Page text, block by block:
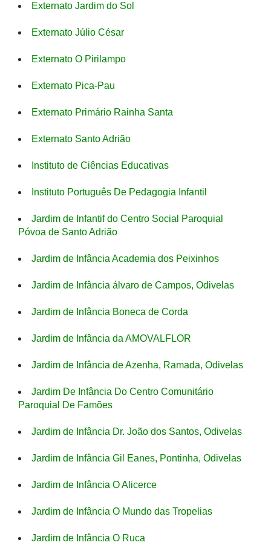
Externato Jardim do Sol
Externato Júlio César
Externato O Pirilampo
Externato Pica-Pau
Externato Primário Rainha Santa
Externato Santo Adrião
Instituto de Ciências Educativas
Instituto Português De Pedagogia Infantil
Jardim de Infantif do Centro Social Paroquial
Póvoa de Santo Adrião
Jardim de Infância Academia dos Peixinhos
Jardim de Infância álvaro de Campos, Odivelas
Jardim de Infância Boneca de Corda
Jardim de Infância da AMOVALFLOR
Jardim de Infância de Azenha, Ramada, Odivelas
Jardim De Infância Do Centro Comunitário
Paroquial De Famões
Jardim de Infância Dr. João dos Santos, Odivelas
Jardim de Infância Gil Eanes, Pontinha, Odivelas
Jardim de Infância O Alicerce
Jardim de Infância O Mundo das Tropelias
Jardim de Infância O Ruca